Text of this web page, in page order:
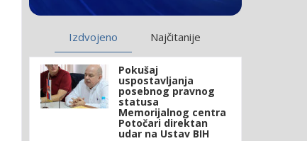
Izdvojeno Najčitanije
Pokušaj
uspostavljanja
posebnog pravnog
statusa
Memorijalnog centra
Potočari direktan
udar na Ustav BIH